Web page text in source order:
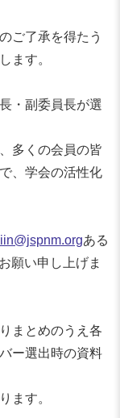
ご了承を得たう
ます。
・副委員長が選
多くの会員の皆
、学会の活性化
ある
願い申し上げま
まとめのうえ各
ー選出時の資料
ます。